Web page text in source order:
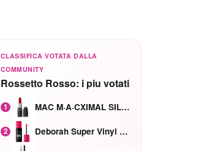
CLASSIFICA VOTATA DALLA
COMMUNITY
Rossetto Rosso: i piu votati
1 MAC M·A·CXIMAL SILKY MATTE Red Rock mat
2 Deborah Super Vinyl Shake Rosa Ciliegia